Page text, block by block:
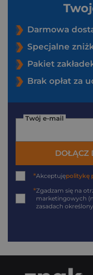
Darmowa
Specjalne
Pakiet
Brak opłat za
Twój e-mail
DOŁĄCZ
*Akceptujępolitykę
*Zgadzam się na
marketingowych
zasadach